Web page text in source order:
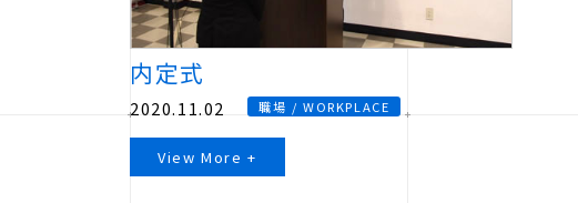
内定式
2020.11.02 職場 / WORKPLACE
View More +